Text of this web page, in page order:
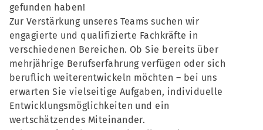
gefunden haben!
Zur Verstärkung unseres Teams suchen wir
engagierte und qualifizierte Fachkräfte in
verschiedenen Bereichen. Ob Sie bereits über
mehrjährige Berufserfahrung verfügen oder sich
beruflich weiterentwickeln möchten – bei uns
erwarten Sie vielseitige Aufgaben, individuelle
Entwicklungsmöglichkeiten und ein
wertschätzendes Miteinander.